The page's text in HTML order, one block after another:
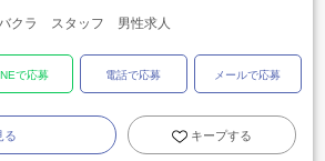
クラ スタッフ 男性求人
で応募 電話で応募 メールで応募
る キープする